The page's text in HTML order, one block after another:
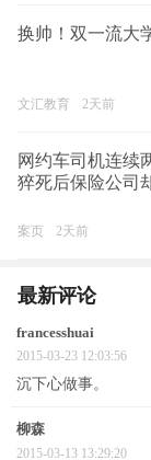
换帅！双一流大
文汇教育 2天前
网约车司机连续
猝死后保险公司
案页 2天前
最新评论
francesshuai
2015-03-23 12:03:56
沉下心做事。
柳森
2015-03-13 13:29:20